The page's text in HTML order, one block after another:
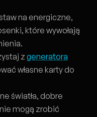
na energiczne,
które wywołają
zgeneratora
własne karty do
światła, dobre
mogą zrobić